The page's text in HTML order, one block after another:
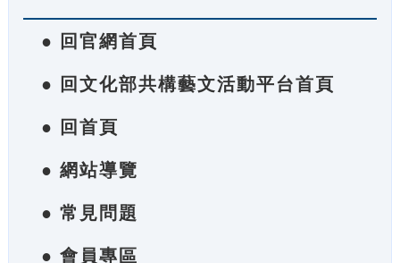
● 回官網首頁
● 回文化部共構藝文活動平台首頁
● 回首頁
● 網站導覽
● 常見問題
● 會員專區